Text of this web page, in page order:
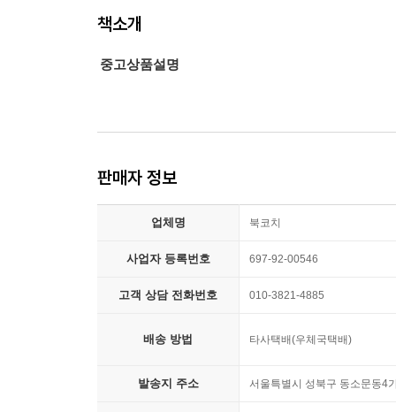
책소개
중고상품설명
판매자 정보
업체명 북코치
사업자 등록번호 697-92-00546
고객 상담 전화번호 010-3821-4885
배송 방법 타사택배(우체국택배)
발송지 주소 서울특별시 성북구 동소문동4